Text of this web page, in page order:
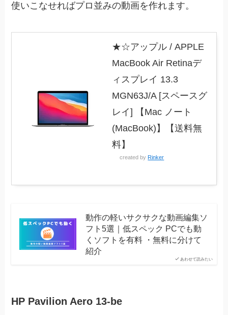
使いこなせればプロ並みの動画を作れます。
★☆アップル / APPLE
MacBook Air Retinaデ
ィスプレイ 13.3
MGN63J/A [スペースグ
レイ] 【Mac ノート
(MacBook)】【送料無
料】
created by Rinker
あわせて読みたい
動作の軽いサクサクな動画編集ソ
フト5選｜低スペック PCでも動
くソフトを有料 ・無料に分けて
紹介
HP Pavilion Aero 13-be